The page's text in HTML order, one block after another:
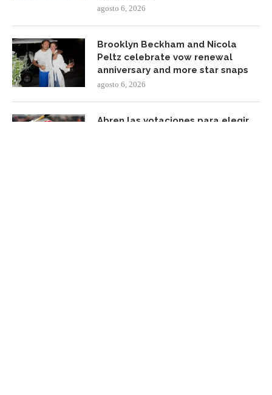
agosto 6, 2026
Brooklyn Beckham and Nicola
Peltz celebrate vow renewal
anniversary and more star snaps
agosto 6, 2026
Abren las votaciones para elegir